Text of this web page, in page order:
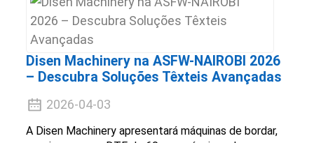
Disen Machinery na ASFW-NAIROBI 2026
– Descubra Soluções Têxteis Avançadas
2026-04-03
A Disen Machinery apresentará máquinas de bordar,